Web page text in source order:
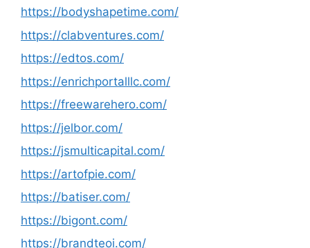
https://bodyshapetime.com/
https://clabventures.com/
https://edtos.com/
https://enrichportalllc.com/
https://freewarehero.com/
https://jelbor.com/
https://jsmulticapital.com/
https://artofpie.com/
https://batiser.com/
https://bigont.com/
https://brandteoi.com/